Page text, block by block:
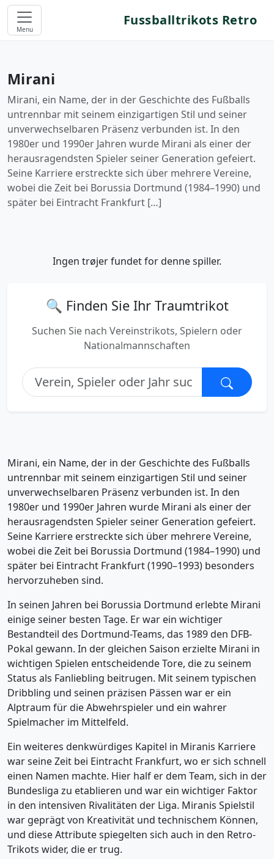
Menu
Fussballtrikots Retro
Mirani
Mirani, ein Name, der in der Geschichte des Fußballs
untrennbar mit seinem einzigartigen Stil und seiner
unverwechselbaren Präsenz verbunden ist. In den
1980er und 1990er Jahren wurde Mirani als einer der
herausragendsten Spieler seiner Generation gefeiert.
Seine Karriere erstreckte sich über mehrere Vereine,
wobei die Zeit bei Borussia Dortmund (1984–1990) und
später bei Eintracht Frankfurt […]
Ingen trøjer fundet for denne spiller.
🔍 Finden Sie Ihr Traumtrikot
Suchen Sie nach Vereinstrikots, Spielern oder
Nationalmannschaften
Mirani, ein Name, der in der Geschichte des Fußballs
untrennbar mit seinem einzigartigen Stil und seiner
unverwechselbaren Präsenz verbunden ist. In den
1980er und 1990er Jahren wurde Mirani als einer der
herausragendsten Spieler seiner Generation gefeiert.
Seine Karriere erstreckte sich über mehrere Vereine,
wobei die Zeit bei Borussia Dortmund (1984–1990) und
später bei Eintracht Frankfurt (1990–1993) besonders
hervorzuheben sind.
In seinen Jahren bei Borussia Dortmund erlebte Mirani
einige seiner besten Tage. Er war ein wichtiger
Bestandteil des Dortmund-Teams, das 1989 den DFB-
Pokal gewann. In der gleichen Saison erzielte Mirani in
wichtigen Spielen entscheidende Tore, die zu seinem
Status als Fanliebling beitrugen. Mit seinem typischen
Dribbling und seinen präzisen Pässen war er ein
Alptraum für die Abwehrspieler und ein wahrer
Spielmacher im Mittelfeld.
Ein weiteres denkwürdiges Kapitel in Miranis Karriere
war seine Zeit bei Eintracht Frankfurt, wo er sich schnell
einen Namen machte. Hier half er dem Team, sich in der
Bundesliga zu etablieren und war ein wichtiger Faktor
in den intensiven Rivalitäten der Liga. Miranis Spielstil
war geprägt von Kreativität und technischem Können,
und diese Attribute spiegelten sich auch in den Retro-
Trikots wider, die er trug.